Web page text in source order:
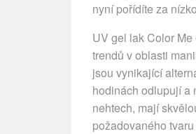
nyní pořídíte za
UV gel lak Color
trendů v oblasti
jsou vynikající
hodinách odlupují a
nehtech, mají
požadovaného